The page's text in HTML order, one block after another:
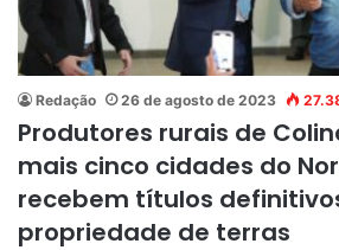
Redação 26 de agosto de 2023
Produtores rurais de
mais cinco cidades do
recebem títulos
propriedade de terras